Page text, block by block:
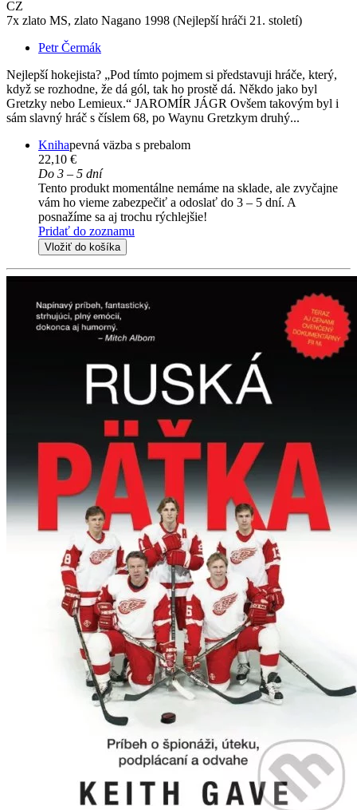
CZ
7x zlato MS, zlato Nagano 1998 (Nejlepší hráči 21. století)
Petr Čermák
Nejlepší hokejista? „Pod tímto pojmem si představuji hráče, který,
když se rozhodne, že dá gól, tak ho prostě dá. Někdo jako byl
Gretzky nebo Lemieux.“ JAROMÍR JÁGR Ovšem takovým byl i
sám slavný hráč s číslem 68, po Waynu Gretzkym druhý...
Knihapevná väzba s prebalom
22,10 €
Do 3 – 5 dní
Tento produkt momentálne nemáme na sklade, ale zvyčajne
vám ho vieme zabezpečiť a odoslať do 3 – 5 dní. A
posnažíme sa aj trochu rýchlejšie!
Pridať do zoznamu
Vložiť do košíka